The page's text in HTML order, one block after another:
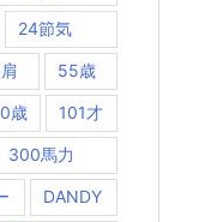
24節気
55歳
歳 101才
300馬力
DANDY